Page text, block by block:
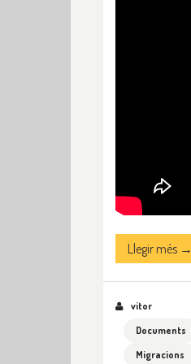
Llegir més →
vitor
Documents
Migracions